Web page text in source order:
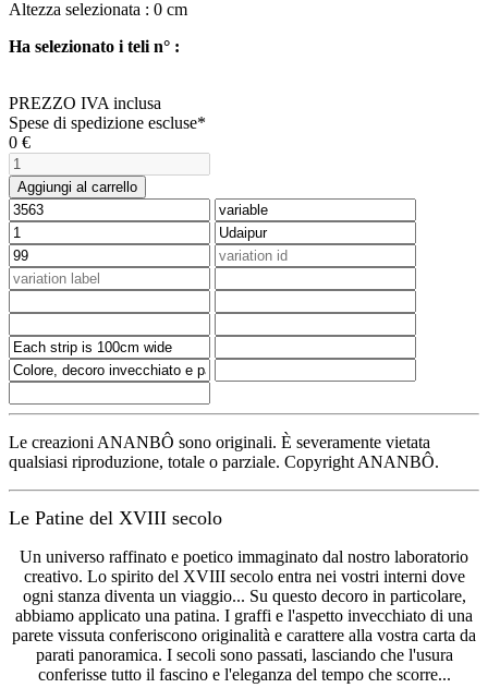
Altezza selezionata : 0 cm
Ha selezionato i teli n° :
PREZZO IVA inclusa
Spese di spedizione escluse*
0 €
Aggiungi al carrello
Le creazioni ANANBÔ sono originali. È severamente vietata
qualsiasi riproduzione, totale o parziale. Copyright ANANBÔ.
Le Patine del XVIII secolo
Un universo raffinato e poetico immaginato dal nostro laboratorio
creativo. Lo spirito del XVIII secolo entra nei vostri interni dove
ogni stanza diventa un viaggio... Su questo decoro in particolare,
abbiamo applicato una patina. I graffi e l'aspetto invecchiato di una
parete vissuta conferiscono originalità e carattere alla vostra carta da
parati panoramica. I secoli sono passati, lasciando che l'usura
conferisse tutto il fascino e l'eleganza del tempo che scorre...